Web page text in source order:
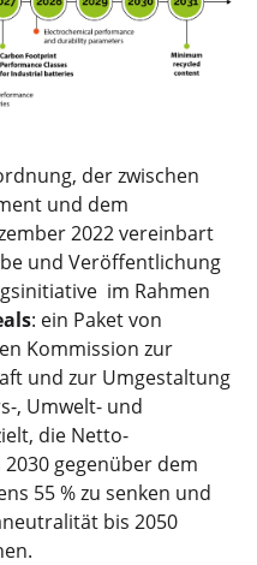
der zwischen
und dem
2022 vereinbart
und Veröffentlichung
im Rahmen
: ein Paket von
Kommission zur
und zur Umgestaltung
, Umwelt- und
die Netto-
gegenüber dem
55 % zu senken und
bis 2050